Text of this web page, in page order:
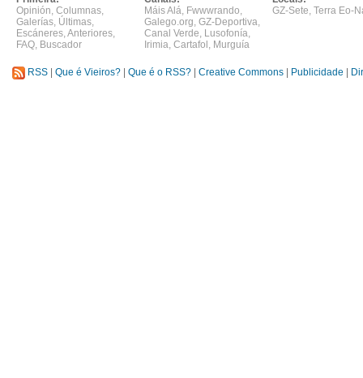
Opinión, Columnas,
Galerías, Últimas,
Escáneres,Anteriores,
FAQ, Buscador
Máis Alá, Fwwwrando,
Galego.org, GZ-Deportiva,
Canal Verde, Lusofonía,
Irimia, Cartafol , Murguía
GZ-Sete, Terra Eo-
RSS Que é Vieiros? Que é o RSS? Creative Commons Publicidade